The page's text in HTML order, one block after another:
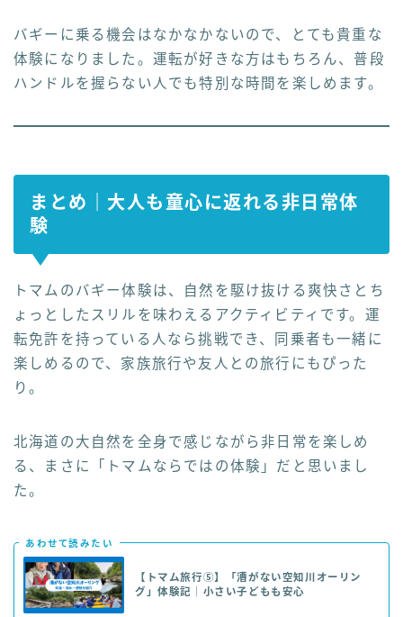
バギーに乗る機会はなかなかないので、とても貴重な
体験になりました。運転が好きな方はもちろん、普段
ハンドルを握らない人でも特別な時間を楽しめます。
まとめ｜大人も童心に返れる非日常体
験
トマムのバギー体験は、自然を駆け抜ける爽快さとち
ょっとしたスリルを味わえるアクティビティです。運
転免許を持っている人なら挑戦でき、同乗者も一緒に
楽しめるので、家族旅行や友人との旅行にもぴった
り。
北海道の大自然を全身で感じながら非日常を楽しめ
る、まさに「トマムならではの体験」だと思いまし
た。
あわせて読みたい
【トマム旅行⑤】「漕がない空知川オーリン
グ」体験記｜小さい子どもも安心